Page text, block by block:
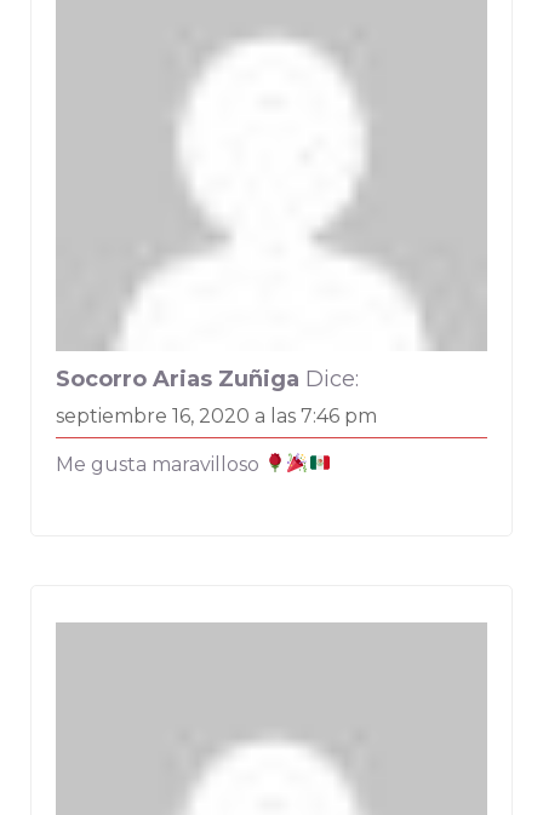
Socorro Arias Zuñiga Dice:
septiembre 16, 2020 a las 7:46 pm
Me gusta maravilloso